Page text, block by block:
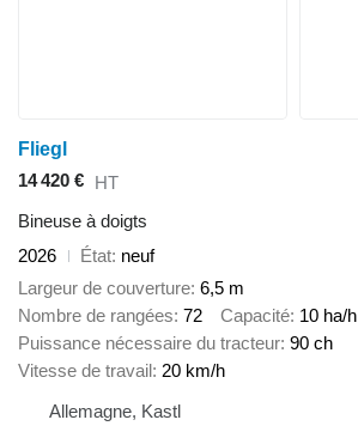
Fliegl
14 420 € HT
Bineuse à doigts
2026
État neuf
Largeur de couverture 6,5 m
Nombre de rangées 72 Capacité 10 ha/h
Puissance nécessaire du tracteur 90 ch
Vitesse de travail 20 km/h
Allemagne, Kastl